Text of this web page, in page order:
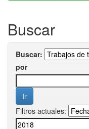
Buscar
Buscar:
por
Filtros actuales: